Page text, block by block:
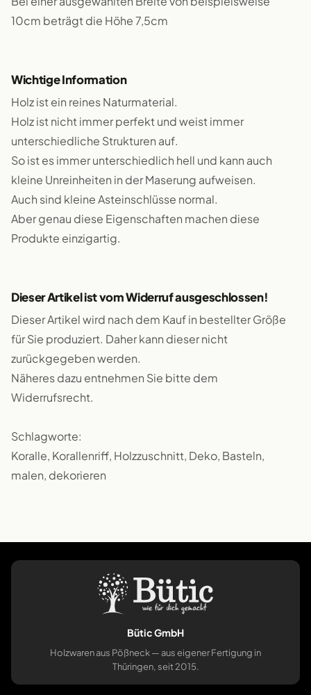
10cm beträgt die Höhe 7,5cm
Wichtige Information
Holz ist ein reines Naturmaterial.
Holz ist nicht immer perfekt und weist immer
unterschiedliche Strukturen auf.
So ist es immer unterschiedlich hell und kann auch
kleine Unreinheiten in der Maserung aufweisen.
Auch sind kleine Asteinschlüsse normal.
Aber genau diese Eigenschaften machen diese
Produkte einzigartig.
Dieser Artikel ist vom Widerruf ausgeschlossen!
Dieser Artikel wird nach dem Kauf in bestellter Größe
für Sie produziert. Daher kann dieser nicht
zurückgegeben werden.
Näheres dazu entnehmen Sie bitte dem
Widerrufsrecht.
Schlagworte:
Koralle, Korallenriff, Holzzuschnitt, Deko, Basteln,
malen, dekorieren
Bütic GmbH
Holzwaren aus Pößneck — aus eigener Fertigung in
Thüringen, seit 2015.